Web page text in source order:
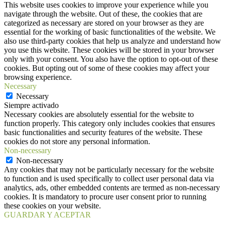
This website uses cookies to improve your experience while you
navigate through the website. Out of these, the cookies that are
categorized as necessary are stored on your browser as they are
essential for the working of basic functionalities of the website. We
also use third-party cookies that help us analyze and understand how
you use this website. These cookies will be stored in your browser
only with your consent. You also have the option to opt-out of these
cookies. But opting out of some of these cookies may affect your
browsing experience.
Necessary
Necessary
Siempre activado
Necessary cookies are absolutely essential for the website to
function properly. This category only includes cookies that ensures
basic functionalities and security features of the website. These
cookies do not store any personal information.
Non-necessary
Non-necessary
Any cookies that may not be particularly necessary for the website
to function and is used specifically to collect user personal data via
analytics, ads, other embedded contents are termed as non-necessary
cookies. It is mandatory to procure user consent prior to running
these cookies on your website.
GUARDAR Y ACEPTAR